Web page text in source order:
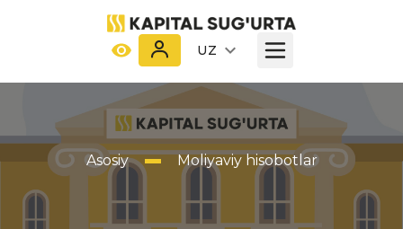
UZ
Asosiy Moliyaviy hisobotlar